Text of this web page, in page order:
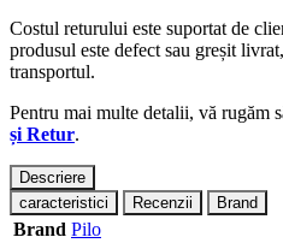
Costul returului este suportat de
produsul este defect sau greșit
transportul.
Pentru mai multe detalii, vă rugăm
și Retur.
Descriere
caracteristici
Recenzii Brand
Brand Pilo